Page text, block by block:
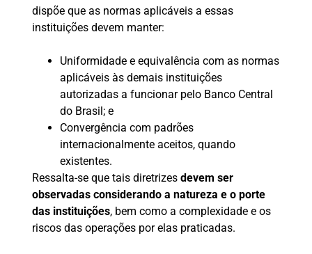
dispõe que as normas aplicáveis a essas
instituições devem manter:
Uniformidade e equivalência com as normas
aplicáveis às demais instituições
autorizadas a funcionar pelo Banco Central
do Brasil; e
Convergência com padrões
internacionalmente aceitos, quando
existentes.
Ressalta-se que tais diretrizes devem ser
observadas considerando a natureza e o porte
das instituições, bem como a complexidade e os
riscos das operações por elas praticadas.